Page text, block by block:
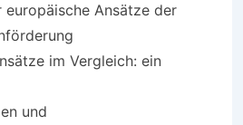
europäische Ansätze der
im Vergleich: ein
und